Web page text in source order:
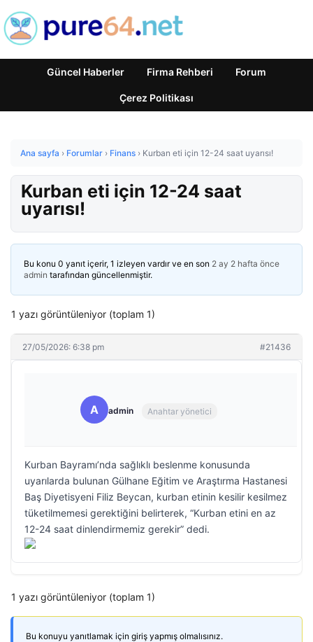
Güncel Haberler Firma Rehberi Forum
Çerez Politikası
Ana sayfa › Forumlar › Finans › Kurban eti için 12-24 saat uyarısı!
Kurban eti için 12-24 saat
uyarısı!
Bu konu 0 yanıt içerir, 1 izleyen vardır ve en son 2 ay 2 hafta önce
admin tarafından güncellenmiştir.
1 yazı görüntüleniyor (toplam 1)
27/05/2026: 6:38 pm #21436
A admin Anahtar yönetici
Kurban Bayramı’nda sağlıklı beslenme konusunda
uyarılarda bulunan Gülhane Eğitim ve Araştırma Hastanesi
Baş Diyetisyeni Filiz Beycan, kurban etinin kesilir kesilmez
tüketilmemesi gerektiğini belirterek, “Kurban etini en az
12-24 saat dinlendirmemiz gerekir” dedi.
1 yazı görüntüleniyor (toplam 1)
Bu konuyu yanıtlamak için giriş yapmış olmalısınız.